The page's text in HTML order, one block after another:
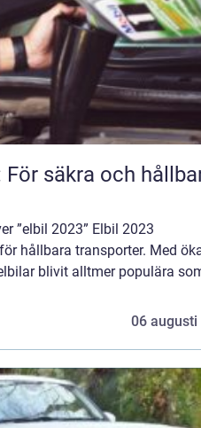
säkra och
”elbil 2023” Elbil 2023
hållbara transporter. Med
blivit alltmer populära
06 augusti